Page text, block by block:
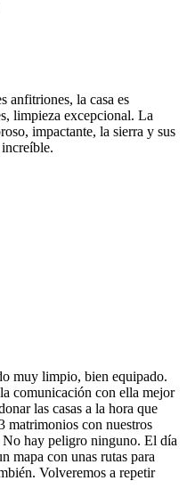
anfitriones, la casa es
limpieza excepcional. La
impactante, la sierra y sus
muy limpio, bien equipado.
comunicación con ella mejor
las casas a la hora que
matrimonios con nuestros
hay peligro ninguno. El día
mapa con unas rutas para
Volveremos a repetir